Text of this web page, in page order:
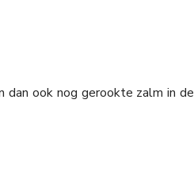
dan ook nog gerookte zalm in de